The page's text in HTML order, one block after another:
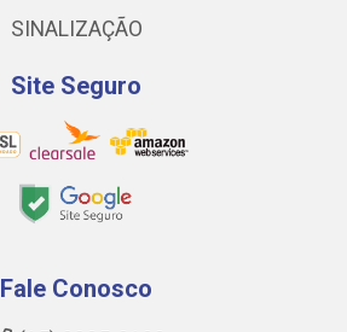
SINALIZAÇÃO
Site Seguro
Fale Conosco